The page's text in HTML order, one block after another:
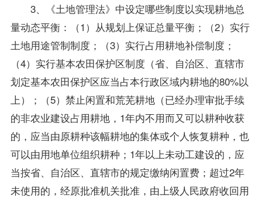
3、《土地管理法》中设定哪些制度以实现耕地总
量动态平衡：（1）从规划上保证总量平衡；（2）实行
土地用途管制制度；（3）实行占用耕地补偿制度；
（4）实行基本农田保护区制度（省、自治区、直辖市
划定基本农田保护区应当占本行政区域内耕地的80%以
上）；（5）禁止闲置和荒芜耕地（已经办理审批手续
的非农业建设占用耕地，1年内不用而又可以耕种收获
的，应当由原耕种该幅耕地的集体或个人恢复耕种，也
可以由用地单位组织耕种；1年以上未动工建设的，应
当按省、自治区、直辖市的规定缴纳闲置费；超过2年
未使用的，经原批准机关批准，由上级人民政府收回用